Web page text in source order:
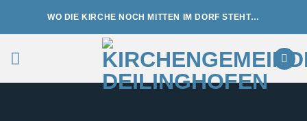
WO DIE KIRCHE NOCH MITTEN IM DORF STEHT…